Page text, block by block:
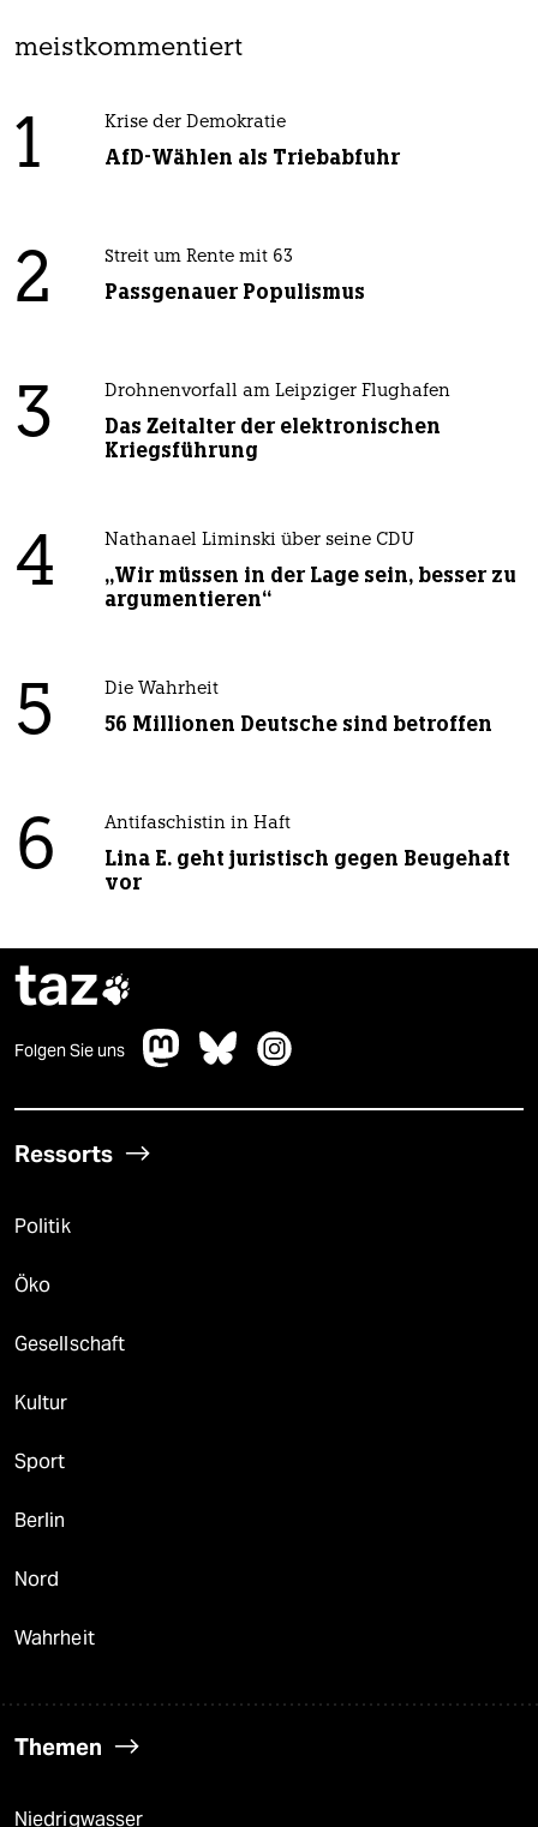
meistkommentiert
1 Krise der Demokratie
AfD-Wählen als Triebabfuhr
2 Streit um Rente mit 63
Passgenauer Populismus
3 Drohnenvorfall am Leipziger Flughafen
Das Zeitalter der elektronischen
Kriegsführung
4 Nathanael Liminski über seine CDU
„Wir müssen in der Lage sein, besser zu
argumentieren“
5 Die Wahrheit
56 Millionen Deutsche sind betroffen
6 Antifaschistin in Haft
Lina E. geht juristisch gegen Beugehaft
vor
taz
Folgen Sie uns
Ressorts
Politik
Öko
Gesellschaft
Kultur
Sport
Berlin
Nord
Wahrheit
Themen
Niedrigwasser